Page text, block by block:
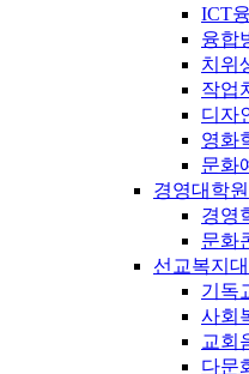
ICT
융합
치위
작업
디자
영화
문화
경영대학원
경영
문화
선교복지
기독
사회
교회
다문